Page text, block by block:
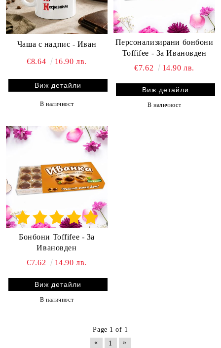
Чаша с надпис - Иван
€8.64 16.90 лв.
Виж детайли
В наличност
Персонализирани бонбони
Toffifee - За Ивановден
€7.62
14.90 лв.
Виж детайли
В наличност
Бонбони Toffifee - За
Ивановден
€7.62
14.90 лв.
Виж детайли
В наличност
Page 1 of 1
«
1 »